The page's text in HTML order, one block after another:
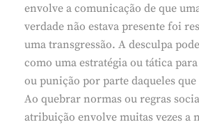
envolve a comunicação de que
verdade não estava presente foi
uma transgressão. A desculpa
como uma estratégia ou tática
ou punição por parte daqueles
Ao quebrar normas ou regras
atribuição envolve muitas vezes a